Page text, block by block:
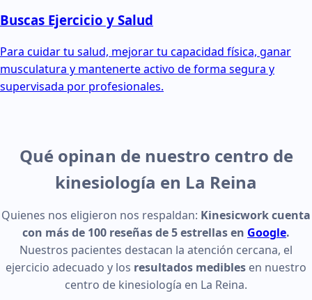
Buscas Ejercicio y Salud
Para cuidar tu salud, mejorar tu capacidad física, ganar
musculatura y mantenerte activo de forma segura y
supervisada por profesionales.
Qué opinan de nuestro centro de
kinesiología en La Reina
Quienes nos eligieron nos respaldan: Kinesicwork cuenta
con más de 100 reseñas de 5 estrellas en Google.
Nuestros pacientes destacan la atención cercana, el
ejercicio adecuado y los resultados medibles en nuestro
centro de kinesiología en La Reina.